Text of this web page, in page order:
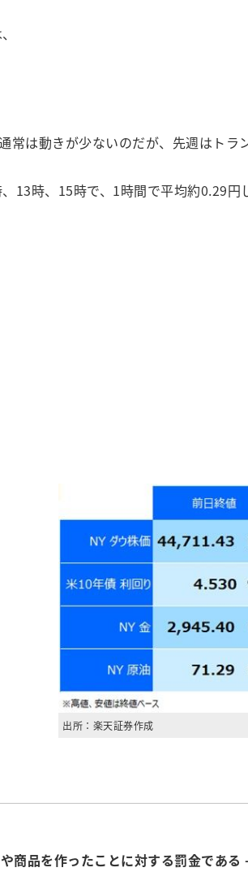
は動きが少ないのだが、先週はトラ
13時、15時で、1時間で平均約0.29円
出所：楽天証券作成
商品を作ったことに対する罰金である